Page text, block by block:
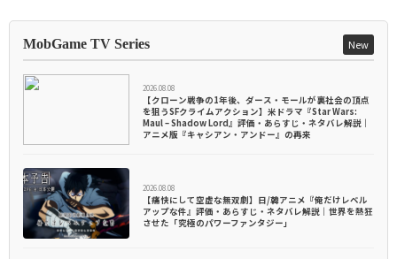
MobGame TV Series New
2026.08.08
【クローン戦争の1年後、ダース・モールが裏社会の頂点
を狙うSFクライムアクション】米ドラマ『Star Wars:
Maul – Shadow Lord』評価・あらすじ・ネタバレ解説｜
アニメ版『キャシアン・アンドー』の再来
2026.08.08
【痛快にして空虚な無双劇】日/韓アニメ『俺だけレベル
アップな件』評価・あらすじ・ネタバレ解説｜世界を熱狂
させた「究極のパワーファンタジー」